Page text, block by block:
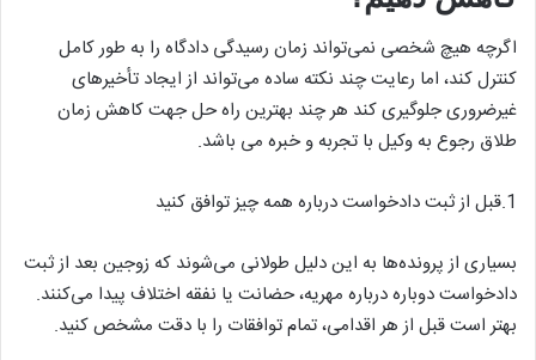
اگرچه هیچ شخصی نمی‌تواند زمان رسیدگی دادگاه را به طور کامل
کنترل کند، اما رعایت چند نکته ساده می‌تواند از ایجاد تأخیرهای
غیرضروری جلوگیری کند هر چند بهترین راه حل جهت کاهش زمان
طلاق رجوع به وکیل با تجربه و خبره می باشد.
1.قبل از ثبت دادخواست درباره همه چیز توافق کنید
بسیاری از پرونده‌ها به این دلیل طولانی می‌شوند که زوجین بعد از ثبت
دادخواست دوباره درباره مهریه، حضانت یا نفقه اختلاف پیدا می‌کنند.
بهتر است قبل از هر اقدامی، تمام توافقات را با دقت مشخص کنید.